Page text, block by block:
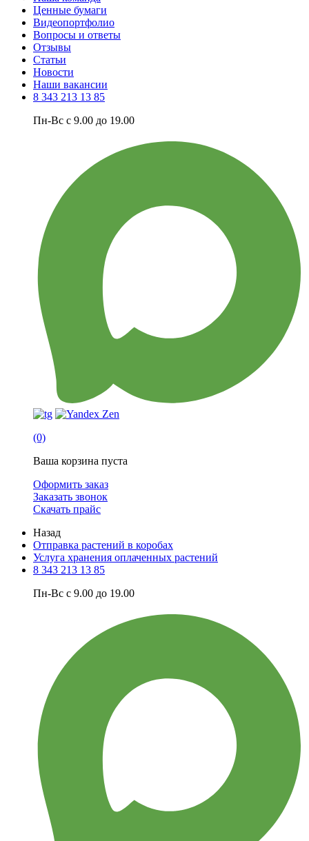
Ценные бумаги
Видеопортфолио
Вопросы и ответы
Отзывы
Статьи
Новости
Наши вакансии
8 343 213 13 85
Пн-Вс с 9.00 до 19.00
(0)
Ваша корзина пуста
Оформить заказ
Заказать звонок
Скачать прайс
Назад
Отправка растений в коробах
Услуга хранения оплаченных растений
8 343 213 13 85
Пн-Вс с 9.00 до 19.00